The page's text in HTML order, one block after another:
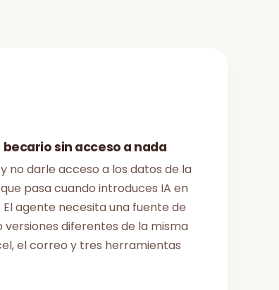
sin acceso a nada
no darle acceso a los datos de la
pasa cuando introduces IA en
agente necesita una fuente de
diferentes de la misma
el correo y tres herramientas